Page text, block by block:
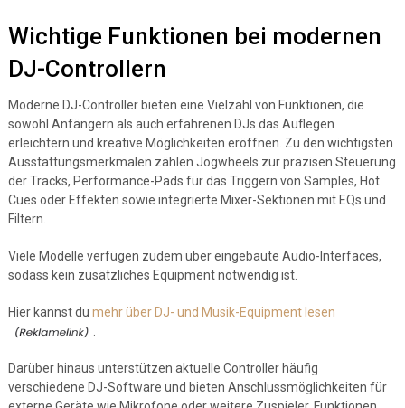
Wichtige Funktionen bei modernen
DJ-Controllern
Moderne DJ-Controller bieten eine Vielzahl von Funktionen, die
sowohl Anfängern als auch erfahrenen DJs das Auflegen
erleichtern und kreative Möglichkeiten eröffnen. Zu den wichtigsten
Ausstattungsmerkmalen zählen Jogwheels zur präzisen Steuerung
der Tracks, Performance-Pads für das Triggern von Samples, Hot
Cues oder Effekten sowie integrierte Mixer-Sektionen mit EQs und
Filtern.
Viele Modelle verfügen zudem über eingebaute Audio-Interfaces,
sodass kein zusätzliches Equipment notwendig ist.
Hier kannst du mehr über DJ- und Musik-Equipment lesen
Darüber hinaus unterstützen aktuelle Controller häufig
verschiedene DJ-Software und bieten Anschlussmöglichkeiten für